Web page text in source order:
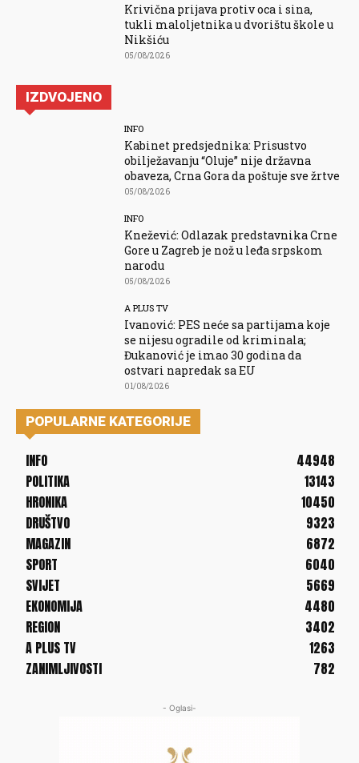
Krivična prijava protiv oca i sina,
tukli maloljetnika u dvorištu škole u
Nikšiću
05/08/2026
IZDVOJENO
INFO
Kabinet predsjednika: Prisustvo
obilježavanju “Oluje” nije državna
obaveza, Crna Gora da poštuje sve žrtve
05/08/2026
INFO
Knežević: Odlazak predstavnika Crne
Gore u Zagreb je nož u leđa srpskom
narodu
05/08/2026
A PLUS TV
Ivanović: PES neće sa partijama koje
se nijesu ogradile od kriminala;
Đukanović je imao 30 godina da
ostvari napredak sa EU
01/08/2026
POPULARNE KATEGORIJE
INFO
44948
POLITIKA
13143
HRONIKA
10450
DRUŠTVO
9323
MAGAZIN
6872
SPORT
6040
SVIJET
5669
EKONOMIJA
4480
REGION
3402
A PLUS TV
1263
ZANIMLJIVOSTI
782
- Oglasi-